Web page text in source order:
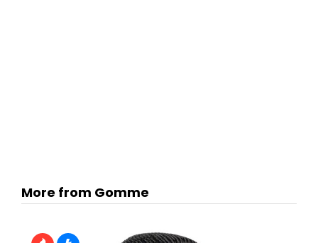
More from Gomme